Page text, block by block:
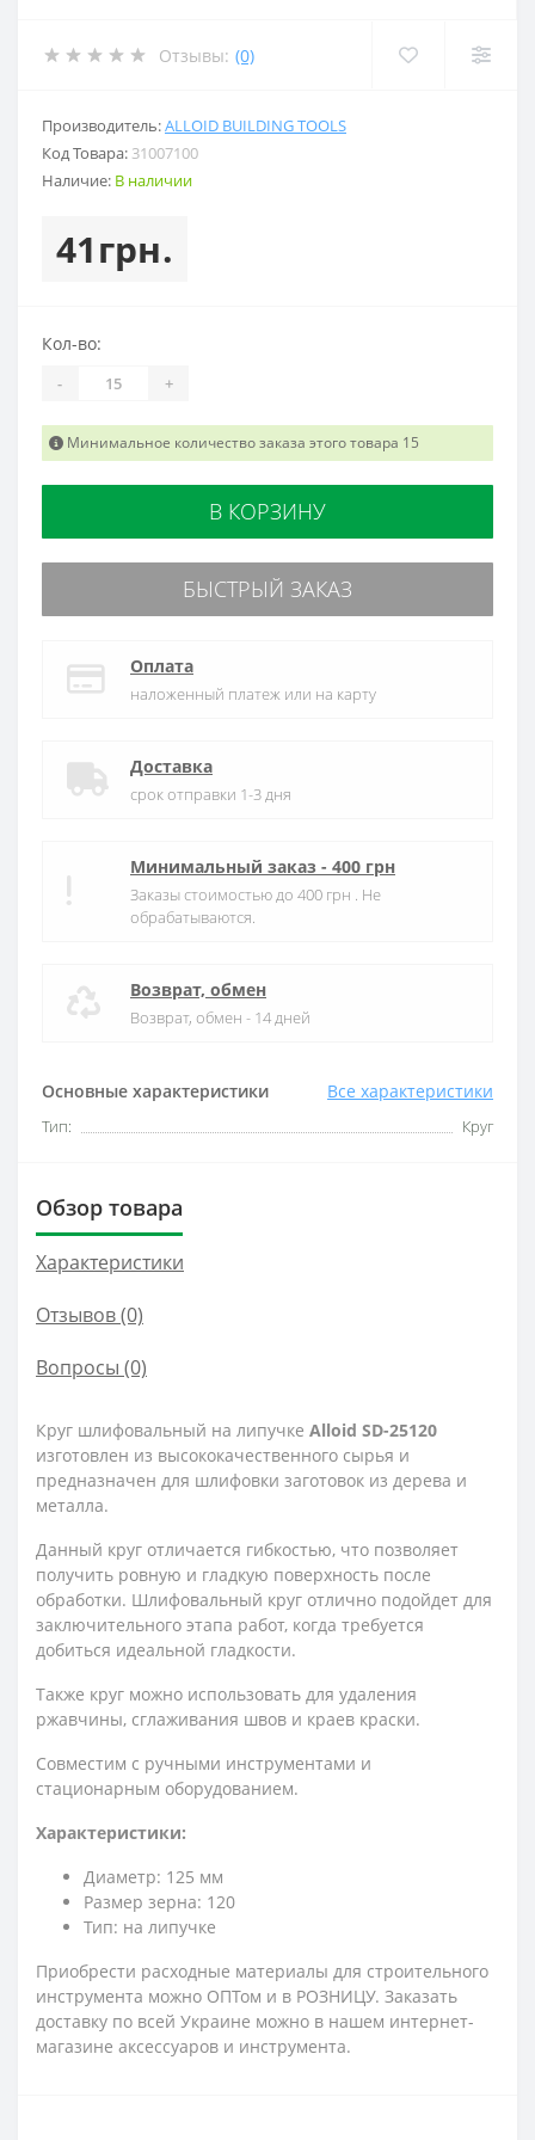
Отзывы: (0)
Производитель:ALLOID BUILDING TOOLS
Код Товара: 31007100
Наличие: В наличии
41грн.
Основные характеристики Все характеристики
Тип: Круг
Кол-во:
- +
Минимальное количество заказа этого товара 15
В КОРЗИНУ
БЫСТРЫЙ ЗАКАЗ
Оплата
наложенный платеж или на карту
Доставка
срок отправки 1-3 дня
Минимальный заказ - 400 грн
Заказы стоимостью до 400 грн . Не
обрабатываются.
Возврат, обмен
Возврат, обмен - 14 дней
Обзор товара
Характеристики
Отзывов (0)
Вопросы (0)
Круг шлифовальный на липучке Alloid SD-25120
изготовлен из высококачественного сырья и
предназначен для шлифовки заготовок из дерева и
металла.
Данный круг отличается гибкостью, что позволяет
получить ровную и гладкую поверхность после
обработки. Шлифовальный круг отлично подойдет для
заключительного этапа работ, когда требуется
добиться идеальной гладкости.
Также круг можно использовать для удаления
ржавчины, сглаживания швов и краев краски.
Совместим с ручными инструментами и
стационарным оборудованием.
Характеристики:
Диаметр: 125 мм
Размер зерна: 120
Тип: на липучке
Приобрести расходные материалы для строительного
инструмента можно ОПТом и в РОЗНИЦУ. Заказать
доставку по всей Украине можно в нашем интернет-
магазине аксессуаров и инструмента.